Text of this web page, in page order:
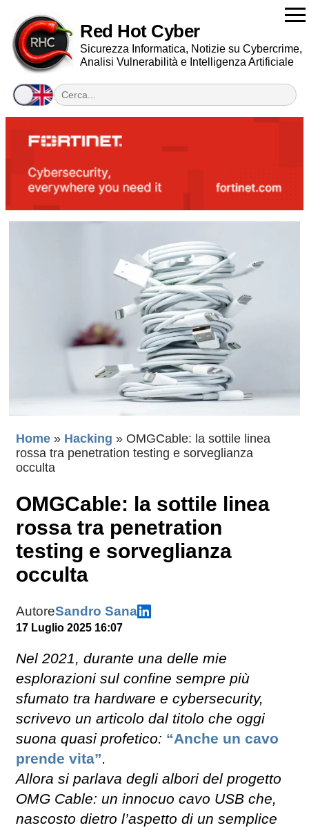
Red Hot Cyber
Sicurezza Informatica, Notizie su Cybercrime,
Analisi Vulnerabilità e Intelligenza Artificiale
Home » Hacking » OMGCable: la sottile linea
rossa tra penetration testing e sorveglianza
occulta
OMGCable: la sottile linea
rossa tra penetration
testing e sorveglianza
occulta
AutoreSandro Sana
17 Luglio 2025 16:07
Nel 2021, durante una delle mie
esplorazioni sul confine sempre più
sfumato tra hardware e cybersecurity,
scrivevo un articolo dal titolo che oggi
suona quasi profetico: “Anche un cavo
prende vita”.
Allora si parlava degli albori del progetto
OMG Cable: un innocuo cavo USB che,
nascosto dietro l’aspetto di un semplice